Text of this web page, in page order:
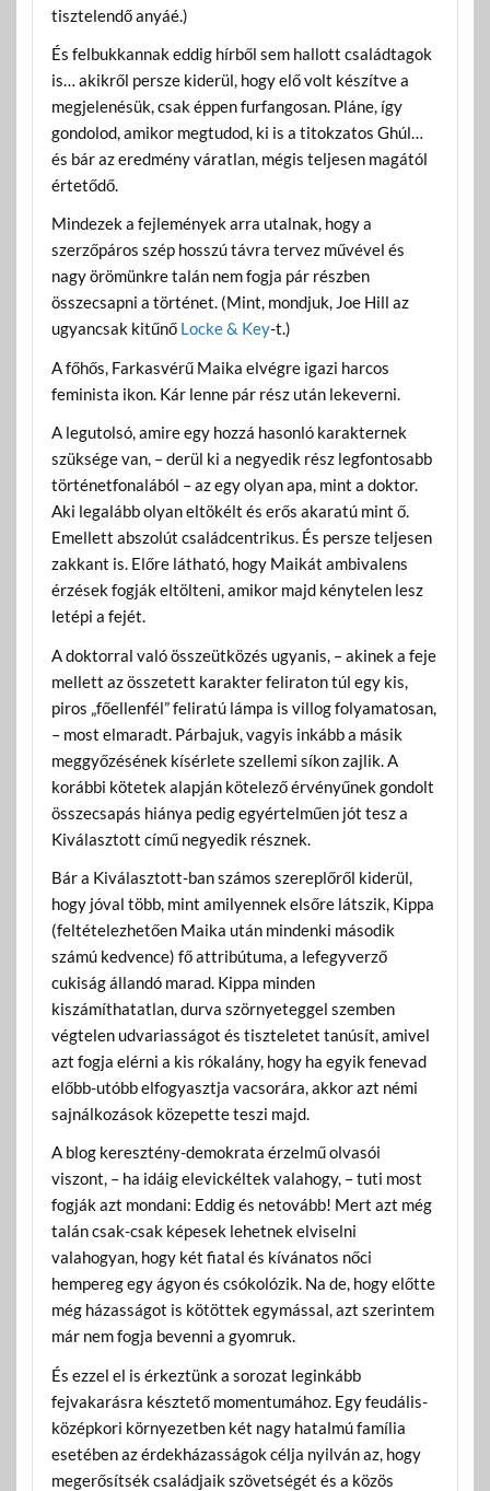
tisztelendő anyáé.)
És felbukkannak eddig hírből sem hallott családtagok
is… akikről persze kiderül, hogy elő volt készítve a
megjelenésük, csak éppen furfangosan. Pláne, így
gondolod, amikor megtudod, ki is a titokzatos Ghúl…
és bár az eredmény váratlan, mégis teljesen magától
értetődő.
Mindezek a fejlemények arra utalnak, hogy a
szerzőpáros szép hosszú távra tervez művével és
nagy örömünkre talán nem fogja pár részben
összecsapni a történet. (Mint, mondjuk, Joe Hill az
ugyancsak kitűnő Locke & Key-t.)
A főhős, Farkasvérű Maika elvégre igazi harcos
feminista ikon. Kár lenne pár rész után lekeverni.
A legutolsó, amire egy hozzá hasonló karakternek
szüksége van, – derül ki a negyedik rész legfontosabb
történetfonalából – az egy olyan apa, mint a doktor.
Aki legalább olyan eltökélt és erős akaratú mint ő.
Emellett abszolút családcentrikus. És persze teljesen
zakkant is. Előre látható, hogy Maikát ambivalens
érzések fogják eltölteni, amikor majd kénytelen lesz
letépi a fejét.
A doktorral való összeütközés ugyanis, – akinek a feje
mellett az összetett karakter feliraton túl egy kis,
piros „főellenfél” feliratú lámpa is villog folyamatosan,
– most elmaradt. Párbajuk, vagyis inkább a másik
meggyőzésének kísérlete szellemi síkon zajlik. A
korábbi kötetek alapján kötelező érvényűnek gondolt
összecsapás hiánya pedig egyértelműen jót tesz a
Kiválasztott című negyedik résznek.
Bár a Kiválasztott-ban számos szereplőről kiderül,
hogy jóval több, mint amilyennek elsőre látszik, Kippa
(feltételezhetően Maika után mindenki második
számú kedvence) fő attribútuma, a lefegyverző
cukiság állandó marad. Kippa minden
kiszámíthatatlan, durva szörnyeteggel szemben
végtelen udvariasságot és tiszteletet tanúsít, amivel
azt fogja elérni a kis rókalány, hogy ha egyik fenevad
előbb-utóbb elfogyasztja vacsorára, akkor azt némi
sajnálkozások közepette teszi majd.
A blog keresztény-demokrata érzelmű olvasói
viszont, – ha idáig elevickéltek valahogy, – tuti most
fogják azt mondani: Eddig és netovább! Mert azt még
talán csak-csak képesek lehetnek elviselni
valahogyan, hogy két fiatal és kívánatos nőci
hempereg egy ágyon és csókolózik. Na de, hogy előtte
még házasságot is kötöttek egymással, azt szerintem
már nem fogja bevenni a gyomruk.
És ezzel el is érkeztünk a sorozat leginkább
fejvakarásra késztető momentumához. Egy feudális-
középkori környezetben két nagy hatalmú família
esetében az érdekházasságok célja nyilván az, hogy
megerősítsék családjaik szövetségét és a közös